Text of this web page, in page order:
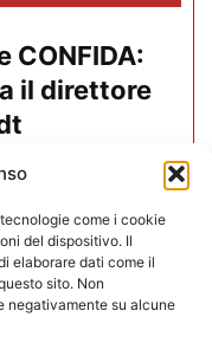
come i cookie
del dispositivo. Il
elaborare dati come il
sito. Non
negativamente su alcune
CONFIDA:
il direttore